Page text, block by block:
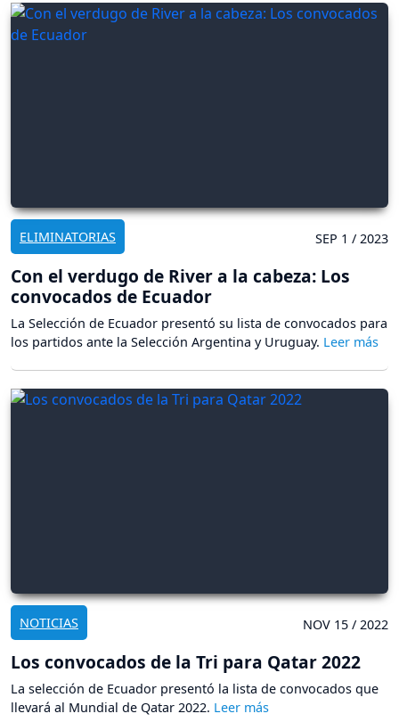
ELIMINATORIAS SEP 1 / 2023
Con el verdugo de River a la cabeza: Los
convocados de Ecuador
La Selección de Ecuador presentó su lista de convocados para
los partidos ante la Selección Argentina y Uruguay.
NOTICIAS NOV 15 / 2022
Los convocados de la Tri para Qatar 2022
La selección de Ecuador presentó la lista de convocados que
llevará al Mundial de Qatar 2022.